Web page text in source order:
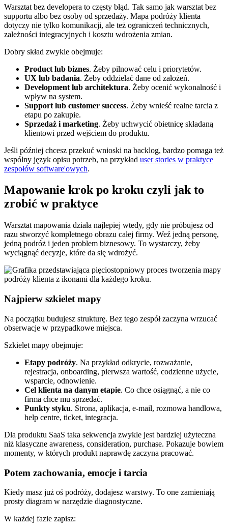
Warsztat bez developera to częsty błąd. Tak samo jak warsztat bez
supportu albo bez osoby od sprzedaży. Mapa podróży klienta
dotyczy nie tylko komunikacji, ale też ograniczeń technicznych,
zależności integracyjnych i kosztu wdrożenia zmian.
Dobry skład zwykle obejmuje:
Product lub biznes. Żeby pilnować celu i priorytetów.
UX lub badania. Żeby oddzielać dane od założeń.
Development lub architektura. Żeby ocenić wykonalność i
wpływ na system.
Support lub customer success. Żeby wnieść realne tarcia z
etapu po zakupie.
Sprzedaż i marketing. Żeby uchwycić obietnicę składaną
klientowi przed wejściem do produktu.
Jeśli później chcesz przekuć wnioski na backlog, bardzo pomaga też
wspólny język opisu potrzeb, na przykład user stories w praktyce
zespołów software'owych.
Mapowanie krok po kroku czyli jak to
zrobić w praktyce
Warsztat mapowania działa najlepiej wtedy, gdy nie próbujesz od
razu stworzyć kompletnego obrazu całej firmy. Weź jedną personę,
jedną podróż i jeden problem biznesowy. To wystarczy, żeby
wyciągnąć decyzje, które da się wdrożyć.
Najpierw szkielet mapy
Na początku budujesz strukturę. Bez tego zespół zaczyna wrzucać
obserwacje w przypadkowe miejsca.
Szkielet mapy obejmuje:
Etapy podróży. Na przykład odkrycie, rozważanie,
rejestracja, onboarding, pierwsza wartość, codzienne użycie,
wsparcie, odnowienie.
Cel klienta na danym etapie. Co chce osiągnąć, a nie co
firma chce mu sprzedać.
Punkty styku. Strona, aplikacja, e-mail, rozmowa handlowa,
help centre, ticket, integracja.
Dla produktu SaaS taka sekwencja zwykle jest bardziej użyteczna
niż klasyczne awareness, consideration, purchase. Pokazuje bowiem
momenty, w których produkt naprawdę zaczyna pracować.
Potem zachowania, emocje i tarcia
Kiedy masz już oś podróży, dodajesz warstwy. To one zamieniają
prosty diagram w narzędzie diagnostyczne.
W każdej fazie zapisz: